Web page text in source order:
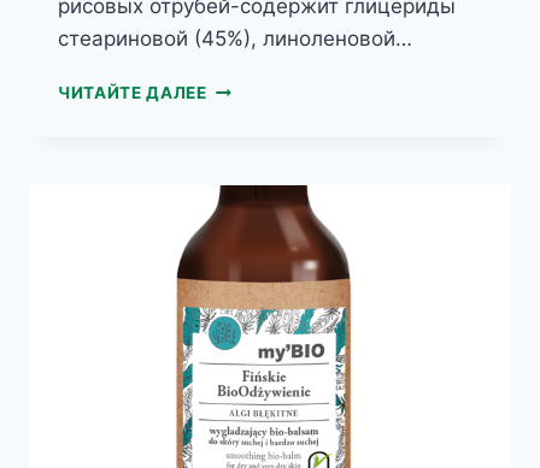
рисовых отрубей-содержит глицериды
стеариновой (45%), линоленовой…
ЧИТАЙТЕ ДАЛЕЕMY’BIO
-БАЛЬЗАМ
ДЛЯ